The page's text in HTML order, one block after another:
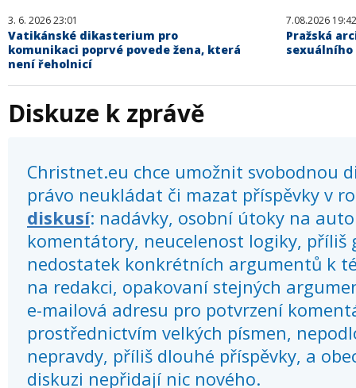
3. 6. 2026 23:01
Vatikánské dikasterium pro
komunikaci poprvé povede žena, která
není řeholnicí
7.08.2026 19:42
Pražská
sexuálního
Diskuze k zprávě
Christnet.eu chce umožnit svobodnou
právo neukládat či mazat příspěvky v
diskusí: nadávky, osobní útoky na
komentátory, neucelenost logiky, příliš
nedostatek konkrétních argumentů k
na redakci, opakovaní stejných
e-mailová adresu pro potvrzení
prostřednictvím velkých písmen,
nepravdy, příliš dlouhé příspěvky, a
diskuzi nepřidají nic nového.